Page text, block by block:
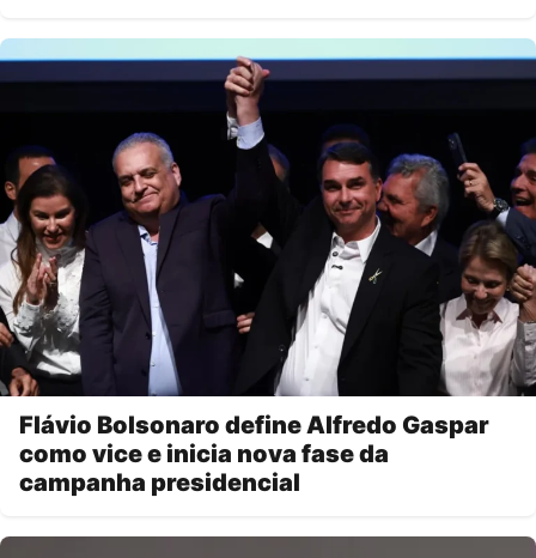
Flávio Bolsonaro define Alfredo Gaspar
como vice e inicia nova fase da
campanha presidencial